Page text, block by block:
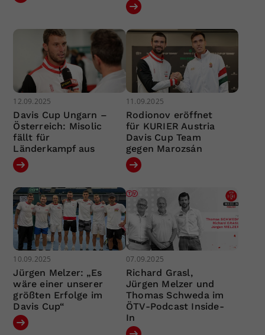
12.09.2025
Davis Cup Ungarn –
Österreich: Misolic
fällt für
Länderkampf aus
11.09.2025
Rodionov eröffnet
für KURIER Austria
Davis Cup Team
gegen Marozsán
10.09.2025
Jürgen Melzer: „Es
wäre einer unserer
größten Erfolge im
Davis Cup“
07.09.2025
Richard Grasl,
Jürgen Melzer und
Thomas Schweda im
ÖTV-Podcast Inside-
In